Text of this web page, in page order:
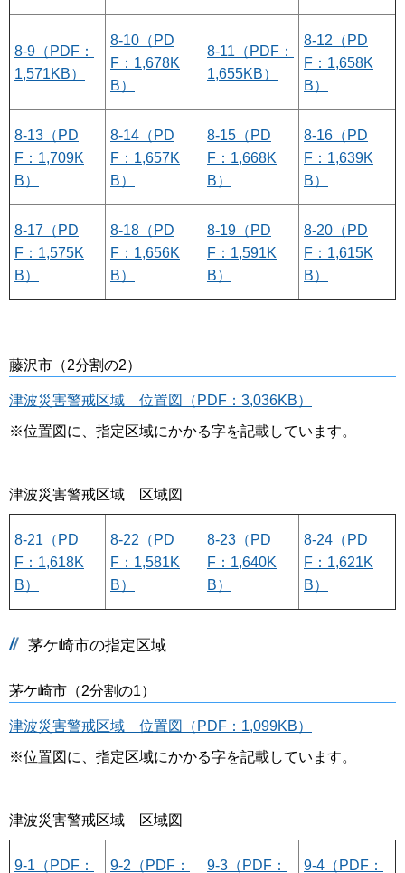
8-9（PDF：
1,571KB）
8-10（PD
F：1,678K
B）
8-11（PDF：
1,655KB）
8-12（PD
F：1,658K
B）
8-13（PD
F：1,709K
B）
8-14（PD
F：1,657K
B）
8-15（PD
F：1,668K
B）
8-16（PD
F：1,639K
B）
8-17（PD
F：1,575K
B）
8-18（PD
F：1,656K
B）
8-19（PD
F：1,591K
B）
8-20（PD
F：1,615K
B）
藤沢市（2分割の2）
津波災害警戒区域 位置図（PDF：3,036KB）
※位置図に、指定区域にかかる字を記載しています。
津波災害警戒区域 区域図
8-21（PD
F：1,618K
B）
8-22（PD
F：1,581K
B）
8-23（PD
F：1,640K
B）
8-24（PD
F：1,621K
B）
茅ケ崎市の指定区域
茅ケ崎市（2分割の1）
津波災害警戒区域 位置図（PDF：1,099KB）
※位置図に、指定区域にかかる字を記載しています。
津波災害警戒区域 区域図
9-1（PDF： 9-2（PDF： 9-3（PDF： 9-4（PDF：